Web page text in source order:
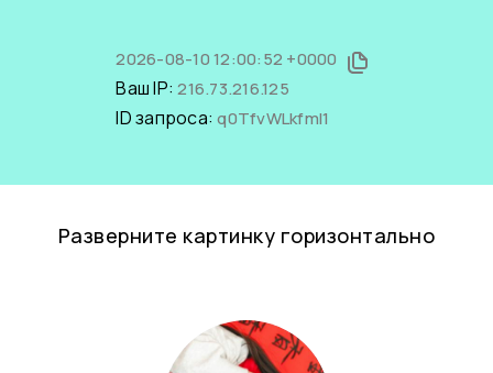
2026-08-10 12:00:52 +0000
Ваш IP:216.73.216.125
ID запроса:q0TfvWLkfmI1
Разверните картинку горизонтально